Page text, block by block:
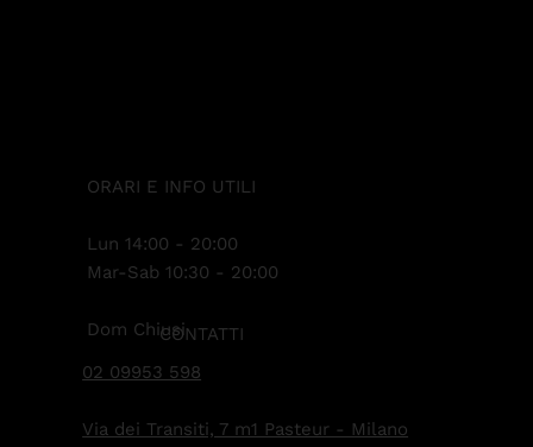
CONTATTI
02 09953 598
Via dei Transiti, 7 m1 Pasteur - Milano
ORARI E INFO UTILI
Lun 14:00 - 20:00
Mar-Sab 10:30 - 20:00
Dom Chiusi